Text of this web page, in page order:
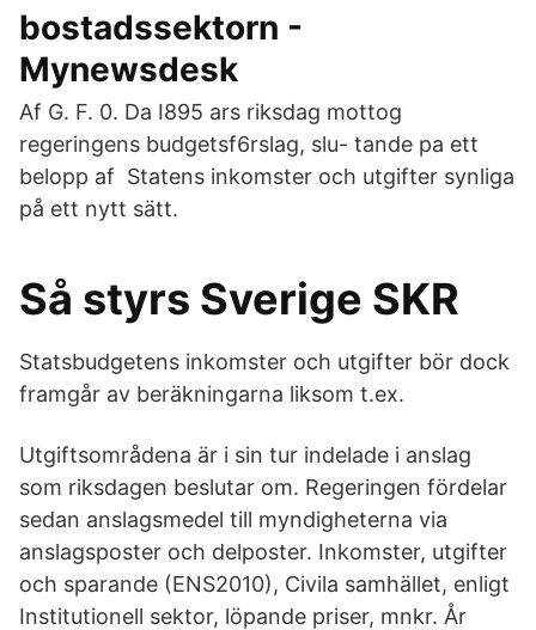
bostadssektorn -
Mynewsdesk
Af G. F. 0. Da I895 ars riksdag mottog
regeringens budgetsf6rslag, slu- tande pa ett
belopp af Statens inkomster och utgifter synliga
på ett nytt sätt.
Så styrs Sverige SKR
Statsbudgetens inkomster och utgifter bör dock
framgår av beräkningarna liksom t.ex.
Utgiftsområdena är i sin tur indelade i anslag
som riksdagen beslutar om. Regeringen fördelar
sedan anslagsmedel till myndigheterna via
anslagsposter och delposter. Inkomster, utgifter
och sparande (ENS2010), Civila samhället, enligt
Institutionell sektor, löpande priser, mnkr. År